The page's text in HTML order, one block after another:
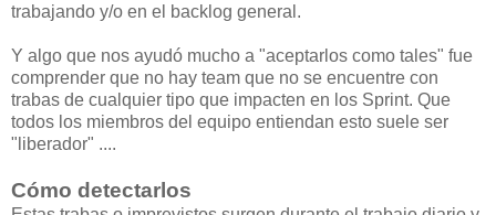
trabajando y/o en el backlog general.
Y algo que nos ayudó mucho a "aceptarlos como tales" fue
comprender que no hay team que no se encuentre con
trabas de cualquier tipo que impacten en los Sprint. Que
todos los miembros del equipo entiendan esto suele ser
"liberador" ....
Cómo detectarlos